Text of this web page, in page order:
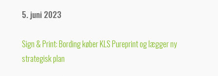
5. juni 2023
Sign & Print: Bording køber KLS Pureprint og lægger ny
strategisk plan